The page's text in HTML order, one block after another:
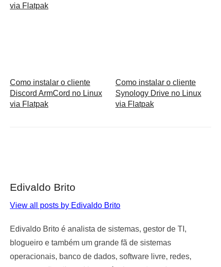
via Flatpak
Como instalar o cliente
Discord ArmCord no Linux
via Flatpak
Como instalar o cliente
Synology Drive no Linux
via Flatpak
Edivaldo Brito
View all posts by Edivaldo Brito
Edivaldo Brito é analista de sistemas, gestor de TI,
blogueiro e também um grande fã de sistemas
operacionais, banco de dados, software livre, redes,